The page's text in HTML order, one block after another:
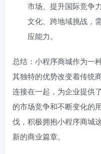
市场、提升国际竞争
文化、跨地域挑战，
应能力。
总结：小程序商城作为一
其独特的优势改变着传统
连接在一起，为企业提供
的市场竞争和不断变化的
伐，积极拥抱小程序商城
新的商业篇章。